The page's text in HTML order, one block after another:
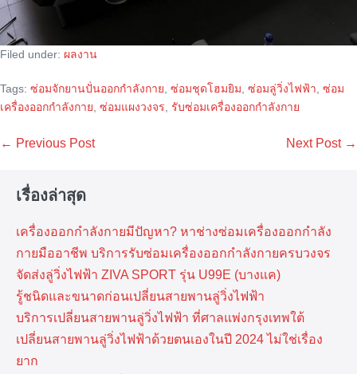
Filed under: ผลงาน
Tags: ซ่อมจักยานปั่นออกกำลังกาย ซ่อมชุดโฮมยิม ซ่อมลู่วิ่งไฟฟ้า ซ่อม
เครื่องออกกำลังกาย ซ่อมแผงวงจร รับซ่อมเครื่องออกกำลังกาย
Post
← Previous Post Next Post →
เรื่องล่าสุด
เครื่องออกกำลังกายมีปัญหา? หาช่างซ่อมเครื่องออกกำลัง
กายมืออาชีพ บริการรับซ่อมเครื่องออกกำลังกายครบวงจร
จัดส่งลู่วิ่งไฟฟ้า ZIVA SPORT รุ่น U99E (บางแค)
รู้ชนิดและขนาดก่อนเปลี่ยนสายพานลู่วิ่งไฟฟ้า
บริการเปลี่ยนสายพานลู่วิ่งไฟฟ้า ที่​ศาลแพ่งกรุงเทพ​ใต้
เปลี่ยนสายพานลู่วิ่งไฟฟ้าด้วยตนเองในปี 2024 ไม่ใช่เรื่อง
ยาก